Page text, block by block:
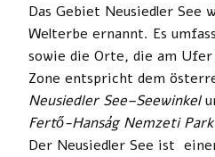
Das Gebiet Neusiedler See
Welterbe ernannt. Es
sowie die Orte, die am
Zone entspricht dem
Neusiedler See–Seewinkel
Fertő-Hanság Nemzeti Park
Der Neusiedler See ist